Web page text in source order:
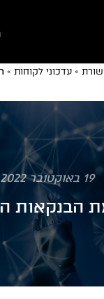
» עדכוני לקוחות »
19 באוקטובר 2022
הבנקאות